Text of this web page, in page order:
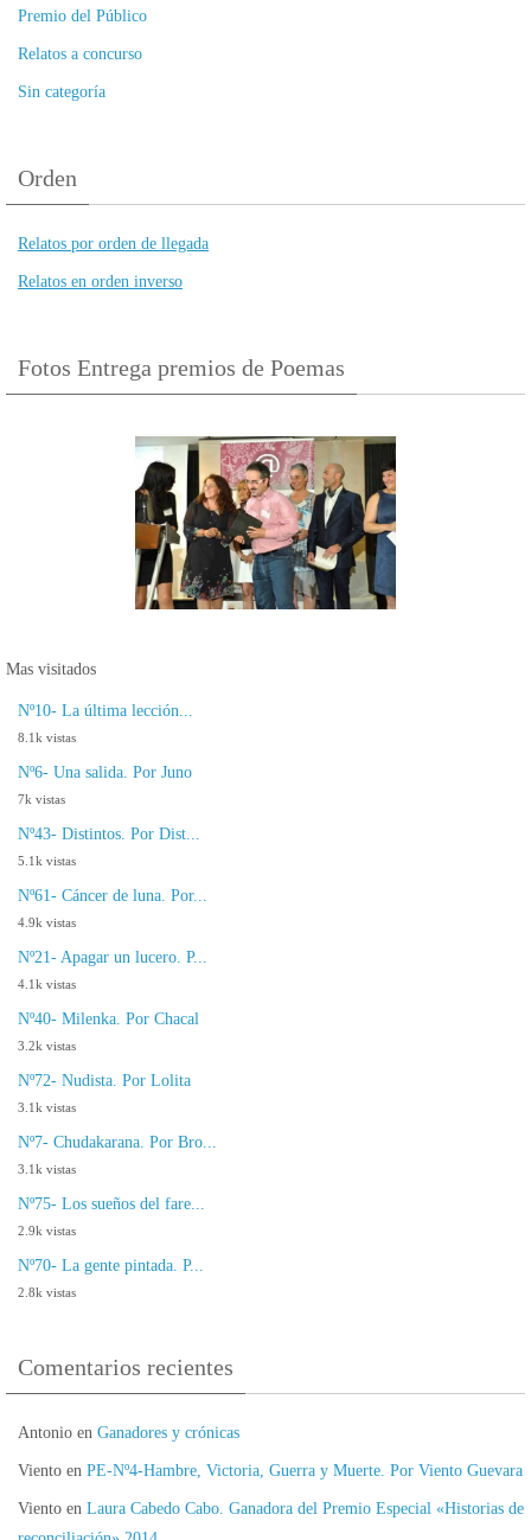
Premio del Público
Relatos a concurso
Sin categoría
Orden
Relatos por orden de llegada
Relatos en orden inverso
Fotos Entrega premios de Poemas
Mas visitados
Nº10- La última lección...
8.1k vistas
Nº6- Una salida. Por Juno
7k vistas
Nº43- Distintos. Por Dist...
5.1k vistas
Nº61- Cáncer de luna. Por...
4.9k vistas
Nº21- Apagar un lucero. P...
4.1k vistas
Nº40- Milenka. Por Chacal
3.2k vistas
Nº72- Nudista. Por Lolita
3.1k vistas
Nº7- Chudakarana. Por Bro...
3.1k vistas
Nº75- Los sueños del fare...
2.9k vistas
Nº70- La gente pintada. P...
2.8k vistas
Comentarios recientes
Antonio en Ganadores y crónicas
Viento en PE-Nº4-Hambre, Victoria, Guerra y Muerte. Por Viento Guevara
Viento en Laura Cabedo Cabo. Ganadora del Premio Especial «Historias de